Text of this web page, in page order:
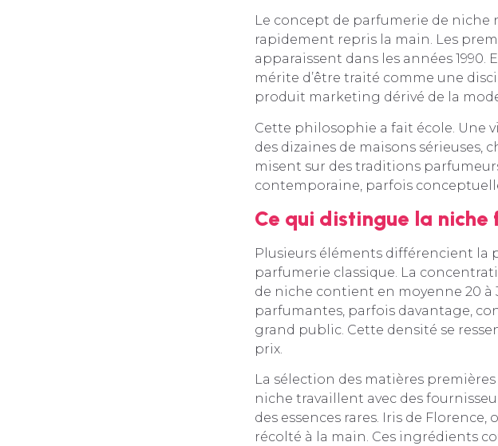
Le concept de parfumerie de niche
rapidement repris la main. Les
apparaissent dans les années
mérite d’être traité comme une
produit marketing dérivé de la
Cette philosophie a fait école. Une
des dizaines de maisons sérieuses,
misent sur des traditions
contemporaine, parfois
Ce qui distingue la niche
Plusieurs éléments différencient la
parfumerie classique. La
de niche contient en moyenne 20
parfumantes, parfois davantage,
grand public. Cette densité se
prix.
La sélection des matières
niche travaillent avec des
des essences rares. Iris de
récolté à la main. Ces ingrédients